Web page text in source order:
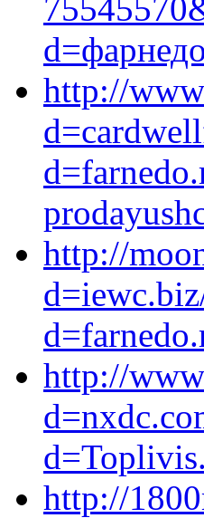
http://
http://
http://
http://